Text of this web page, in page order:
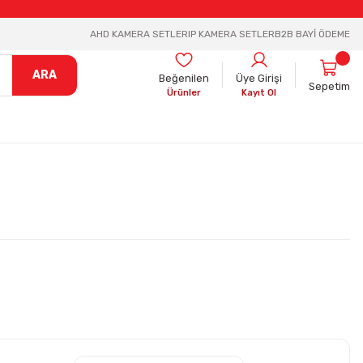
AHD KAMERA SETLERIP KAMERA SETLERB2B BAYİ ÖDEME
ARA Beğenilen
Ürünler
Üye Girişi
Kayıt Ol
Sepetim